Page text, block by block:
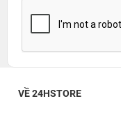
VỀ 24HSTORE